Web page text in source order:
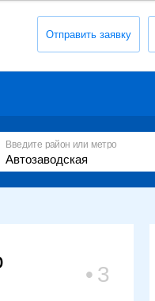
Отправить заявку
Введите район или метро
3